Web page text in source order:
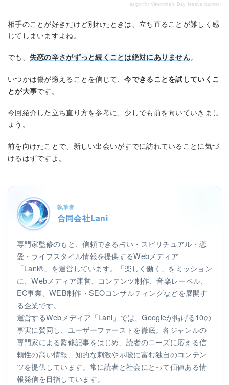
esign for Valentine’s Day festive banner.
相手のことが好きだけど別れたときは、立ち直ることが難しく感
じてしまいますよね。
でも、 失恋の辛さがずっと続くことは絶対にありません。
いつかは傷が癒えることを信じて、今できることを試していくこ
とが大事です。
今回紹介した立ち直り方を参考に、少しでも前を向いていきまし
ょう。
前を向けたことで、新しい出会いがすでに訪れていることに気づ
けるはずですよ。
執筆者
合同会社Lani
専門家監修のもと、信頼できる占い・スピリチュアル・恋
愛・ライフスタイル情報を提供するWebメディア
「Lani®」を運営しています。「楽しく働く」をミッション
に、Webメディア運営、コンテンツ制作、音楽レーベル、
EC事業、WEB制作・SEOコンサルティングなどを展開す
る企業です。
運営するWebメディア「Lani」では、Googleが掲げる10の
事実に賛同し、ユーザーファーストを徹底。各ジャンルの
専門家による監修記事をはじめ、読者のニーズに応える信
頼性の高い情報、知的な刺激や示唆に富む独自のコンテン
ツを提供しています。常に読者と社会にとって価値ある情
報発信を目指しています。